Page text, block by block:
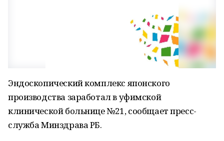
Эндоскопический комплекс японского
производства заработал в уфимской
клинической больнице №21, сообщает пресс-
служба Минздрава РБ.